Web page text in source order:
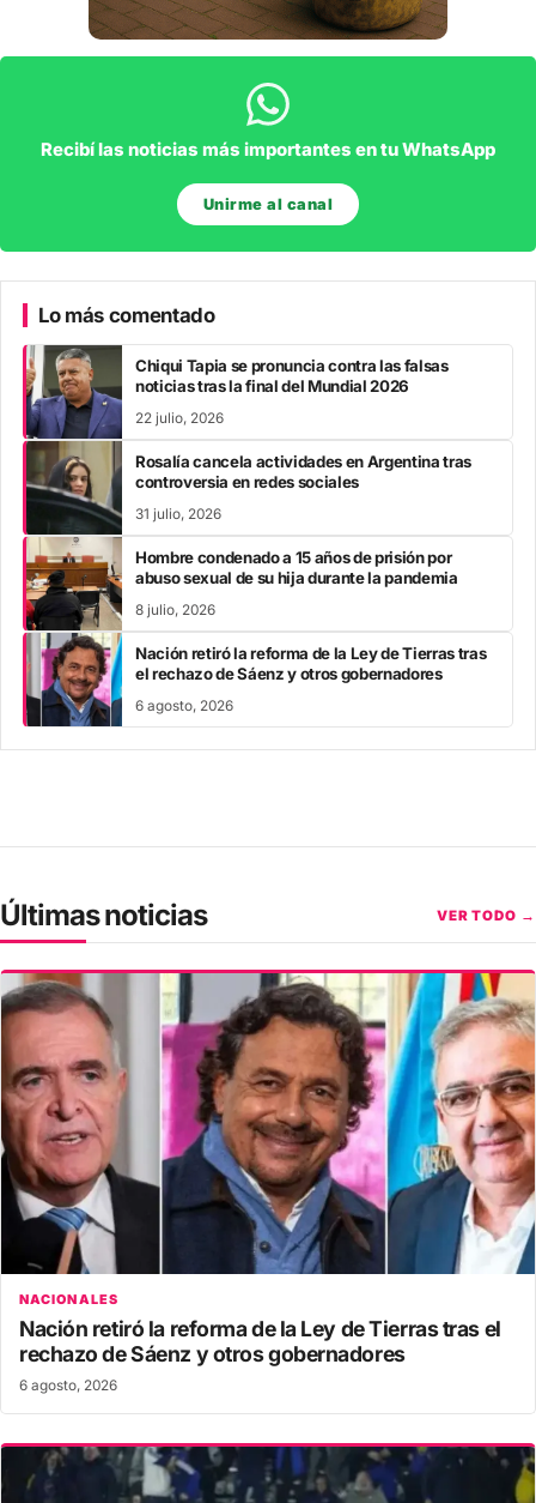
Recibí las noticias más importantes en tu WhatsApp
Unirme al canal
Lo más comentado
Chiqui Tapia se pronuncia contra las falsas
noticias tras la final del Mundial 2026
22 julio, 2026
Rosalía cancela actividades en Argentina tras
controversia en redes sociales
31 julio, 2026
Hombre condenado a 15 años de prisión por
abuso sexual de su hija durante la pandemia
8 julio, 2026
Nación retiró la reforma de la Ley de Tierras tras
el rechazo de Sáenz y otros gobernadores
6 agosto, 2026
Últimas noticias VER TODO →
NACIONALES
Nación retiró la reforma de la Ley de Tierras tras el
rechazo de Sáenz y otros gobernadores
6 agosto, 2026